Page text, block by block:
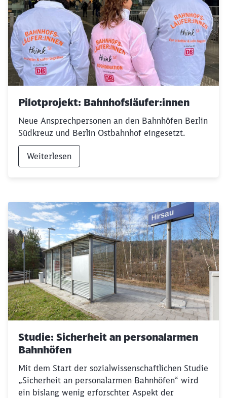
Pilotprojekt: Bahnhofsläufer:innen
Neue Ansprechpersonen an den Bahnhöfen Berlin
Südkreuz und Berlin Ostbahnhof eingesetzt.
Weiterlesen
Studie: Sicherheit an personalarmen
Bahnhöfen
Mit dem Start der sozialwissenschaftlichen Studie
„Sicherheit an personalarmen Bahnhöfen“ wird
ein bislang wenig erforschter Aspekt der
Möchten Sie zuweitergeleitet
werden?